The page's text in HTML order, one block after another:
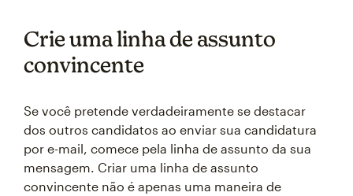
Crie uma linha de assunto
convincente
Se você pretende verdadeiramente se destacar
dos outros candidatos ao enviar sua candidatura
por e-mail, comece pela linha de assunto da sua
mensagem. Criar uma linha de assunto
convincente não é apenas uma maneira de